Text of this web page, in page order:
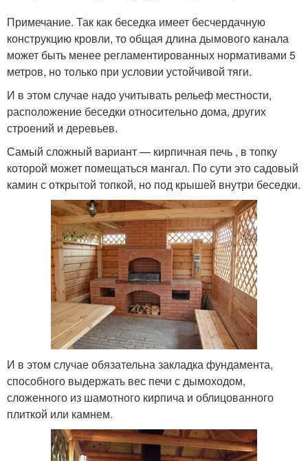
Примечание. Так как беседка имеет бесчердачную
конструкцию кровли, то общая длина дымового канала
может быть менее регламентированных нормативами 5
метров, но только при условии устойчивой тяги.
И в этом случае надо учитывать рельеф местности,
расположение беседки относительно дома, других
строений и деревьев.
Самый сложный вариант — кирпичная печь , в топку
которой может помещаться мангал. По сути это садовый
камин с открытой топкой, но под крышей внутри беседки.
И в этом случае обязательна закладка фундамента,
способного выдержать вес печи с дымоходом,
сложенного из шамотного кирпича и облицованного
плиткой или камнем.